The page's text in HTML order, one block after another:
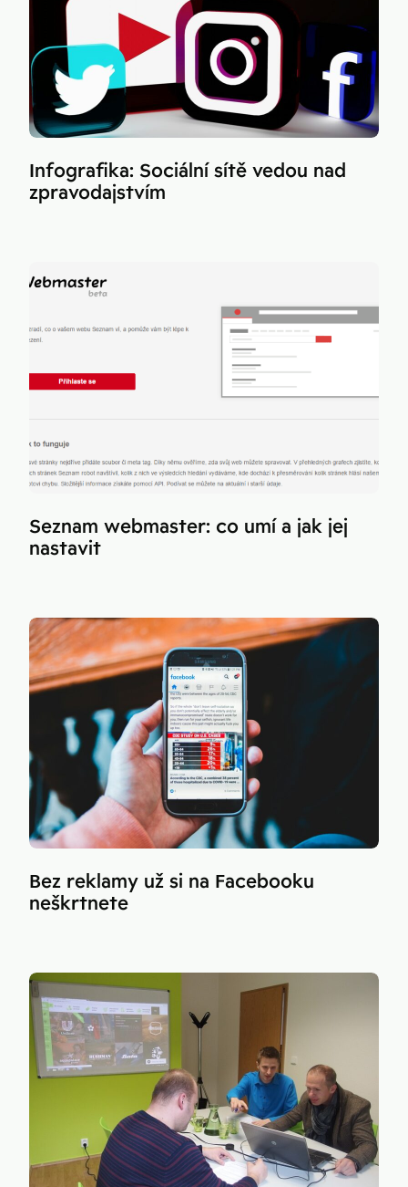
Infografika: Sociální sítě vedou nad
zpravodajstvím
Seznam webmaster: co umí a jak jej
nastavit
Bez reklamy už si na Facebooku
neškrtnete